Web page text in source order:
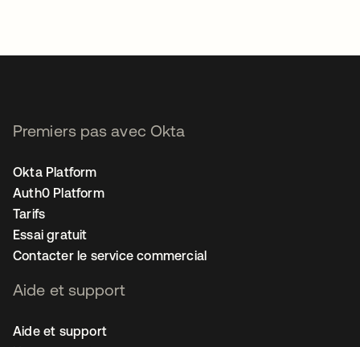
Premiers pas avec Okta
Okta Platform
Auth0 Platform
Tarifs
Essai gratuit
Contacter le service commercial
Aide et support
Aide et support